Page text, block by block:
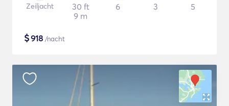
Zeiljacht
30 ft
9 m
6 3 5
$918 /nacht